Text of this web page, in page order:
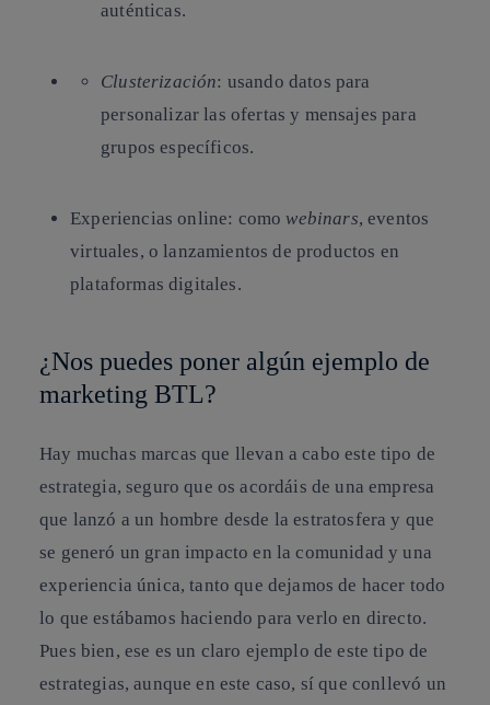
auténticas.
Clusterización: usando datos para
personalizar las ofertas y mensajes para
grupos específicos.
Experiencias online: comowebinars, eventos
virtuales, o lanzamientos de productos en
plataformas digitales.
¿Nos puedes poner algún ejemplo de
marketing BTL?
Hay muchas marcas que llevan a cabo este tipo de
estrategia, seguro que os acordáis de una empresa
que lanzó a un hombre desde la estratosfera y que
se generó un gran impacto en la comunidad y una
experiencia única, tanto que dejamos de hacer todo
lo que estábamos haciendo para verlo en directo.
Pues bien, ese es un claro ejemplo de este tipo de
estrategias, aunque en este caso, sí que conllevó un